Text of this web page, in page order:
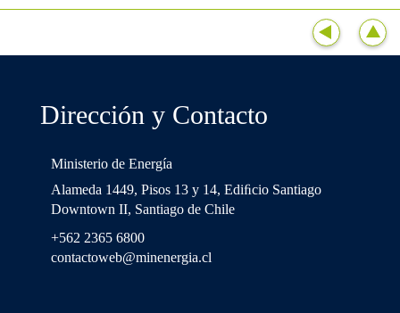
Dirección y Contacto
Ministerio de Energía
Alameda 1449, Pisos 13 y 14, Ediﬁcio Santiago
Downtown II, Santiago de Chile
+562 2365 6800
contactoweb@minenergia.cl